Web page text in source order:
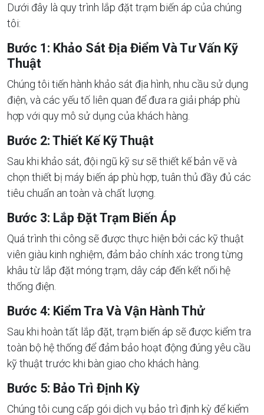
Dưới đây là quy trình lắp đặt trạm biến áp của chúng
tôi:
Bước 1: Khảo Sát Địa Điểm Và Tư Vấn Kỹ
Thuật
Chúng tôi tiến hành khảo sát địa hình, nhu cầu sử dụng
điện, và các yếu tố liên quan để đưa ra giải pháp phù
hợp với quy mô sử dụng của khách hàng.
Bước 2: Thiết Kế Kỹ Thuật
Sau khi khảo sát, đội ngũ kỹ sư sẽ thiết kế bản vẽ và
chọn thiết bị máy biến áp phù hợp, tuân thủ đầy đủ các
tiêu chuẩn an toàn và chất lượng.
Bước 3: Lắp Đặt Trạm Biến Áp
Quá trình thi công sẽ được thực hiện bởi các kỹ thuật
viên giàu kinh nghiệm, đảm bảo chính xác trong từng
khâu từ lắp đặt móng trạm, dây cáp đến kết nối hệ
thống điện.
Bước 4: Kiểm Tra Và Vận Hành Thử
Sau khi hoàn tất lắp đặt, trạm biến áp sẽ được kiểm tra
toàn bộ hệ thống để đảm bảo hoạt động đúng yêu cầu
kỹ thuật trước khi bàn giao cho khách hàng.
Bước 5: Bảo Trì Định Kỳ
Chúng tôi cung cấp gói dịch vụ bảo trì định kỳ để kiểm